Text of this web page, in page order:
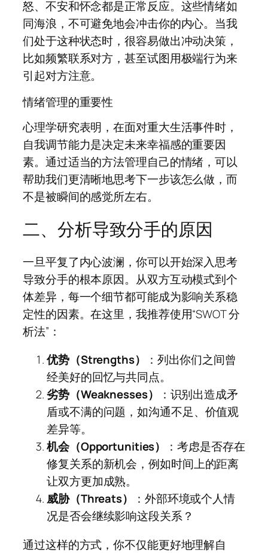
怒、不安和怀念都是正常反应。这些情绪如
同海浪，不可避免地会冲击你的内心。当我
们处于这种状态时，很容易做出冲动决策，
比如频繁联系对方，甚至试图用极端行为来
引起对方注意。
情绪管理的重要性
心理学研究表明，在面对重大生活事件时，
自我调节能力是决定未来幸福感的重要因
素。通过适当的方法管理自己的情绪，可以
帮助我们更清晰地思考下一步该怎么做，而
不是被瞬间的感觉所左右。
二、分析导致分手的原因
一旦平复了内心波澜，你可以开始深入思考
导致分手的根本原因。从双方互动模式到个
体差异，每一个细节都可能成为影响关系稳
定性的因素。在这里，我推荐使用“SWOT 分
析法”：
优势（Strengths）
：列出你们之间曾
经美好的回忆与共同点。
劣势（Weaknesses）
：识别出造成矛
盾或不满的问题，如沟通不足、价值观
差异等。
机会（Opportunities）
：考虑是否存在
修复关系的新机会，例如时间上的距离
让双方更加成熟。
威胁（Threats）
：外部环境或个人情
况是否会继续影响这段关系？
通过这样的方式，你不仅能更好地理解自